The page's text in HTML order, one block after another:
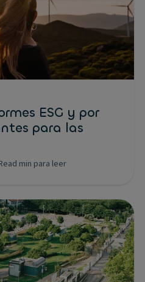
ESG y por
para las
min para leer